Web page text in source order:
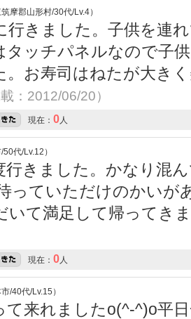
摩郡山形村/30代/Lv.4）
行きました。子供を連
タッチパネルなので子
。お寿司はねたが大き
：2012/06/20）
現在： 0人
代/Lv.12）
行きました。かなり混
っていただけのかいが
いて満足して帰ってき
現在： 0人
/40代/Lv.15）
て来れましたo(^-^)o平